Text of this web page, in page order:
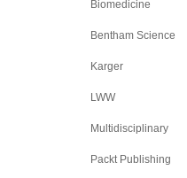
Biomedicine
Bentham Science
Karger
LWW
Multidisciplinary
Packt Publishing